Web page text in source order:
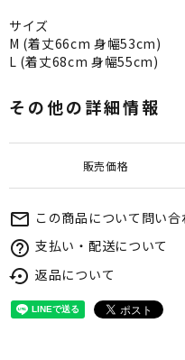
サイズ
M (着丈66cm 身幅53cm)
L (着丈68cm 身幅55cm)
その他の詳細情報
販売価格
mail_outline この商品について問い合
help_outline 支払い・配送について
settings_backup_restore 返品について